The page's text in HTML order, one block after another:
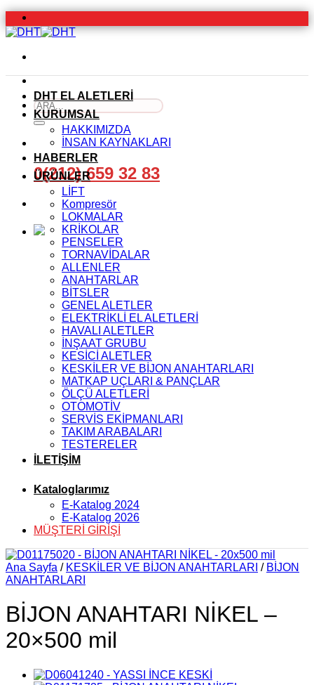
İçeriğe
atla
Ara:
0(212) 659 32 83
DHT EL ALETLERİ
KURUMSAL
HAKKIMIZDA
İNSAN KAYNAKLARI
HABERLER
ÜRÜNLER
LİFT
Kompresör
LOKMALAR
KRİKOLAR
PENSELER
TORNAVİDALAR
ALLENLER
ANAHTARLAR
BİTSLER
GENEL ALETLER
ELEKTRİKLİ EL ALETLERİ
HAVALI ALETLER
İNŞAAT GRUBU
KESİCİ ALETLER
KESKİLER VE BİJON ANAHTARLARI
MATKAP UÇLARI & PANÇLAR
ÖLÇÜ ALETLERİ
OTOMOTİV
SERVİS EKİPMANLARI
TAKIM ARABALARI
TESTERELER
İLETİŞİM
Kataloglarımız
E-Katalog 2024
E-Katalog 2026
MÜŞTERİ GİRİŞİ
Ana Sayfa / KESKİLER VE BİJON ANAHTARLARI / BİJON
ANAHTARLARI
BİJON ANAHTARI NİKEL –
20×500 mil